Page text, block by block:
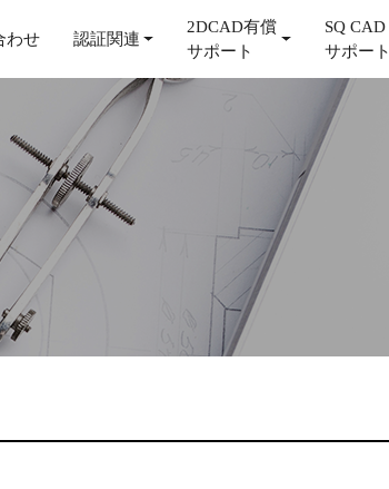
わせ 認証関連
2DCAD有償
サポート
SQ CAD
サポート